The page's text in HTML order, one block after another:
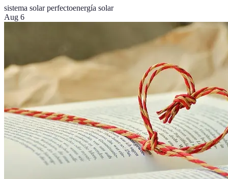
sistema solar perfectoenergía solar
Aug 6